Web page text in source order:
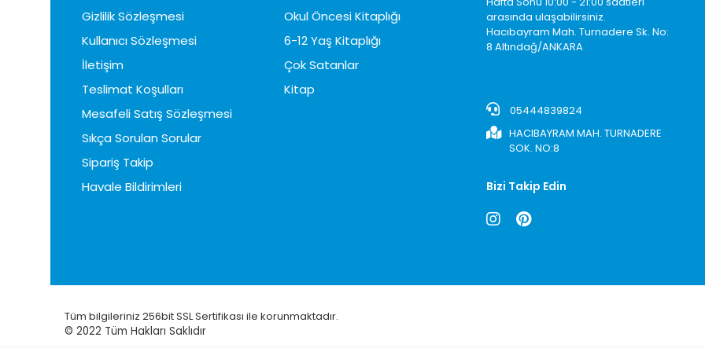
Gizlilik Sözleşmesi
Kullanıcı Sözleşmesi
İletişim
Teslimat Koşulları
Mesafeli Satış Sözleşmesi
Sıkça Sorulan Sorular
Sipariş Takip
Havale Bildirimleri
Okul Öncesi Kitaplığı
6-12 Yaş Kitaplığı
Çok Satanlar
Kitap
arasında ulaşabilirsiniz.
Hacıbayram Mah. Turnadere Sk. No:
8 Altındağ/ANKARA
05444839824
HACIBAYRAM MAH. TURNADERE
SOK. NO:8
Bizi Takip Edin
Tüm bilgileriniz 256bit SSL Sertifikası ile korunmaktadır.
© 2022 Tüm Hakları Saklıdır